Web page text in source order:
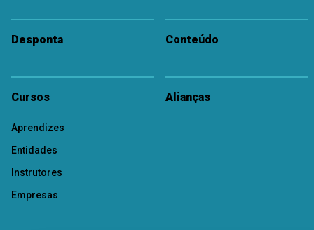
Desponta Conteúdo
Cursos
Aprendizes
Entidades
Instrutores
Empresas
Alianças